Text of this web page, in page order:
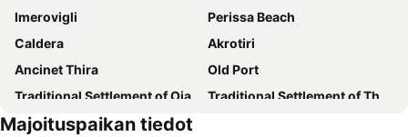
Imerovigli
Perissa Beach
Caldera
Akrotiri
Ancinet Thira
Old Port
Traditional Settlement of Oia
Traditional Settlement of Thira
KTEL Santorinis
Majoituspaikan tiedot